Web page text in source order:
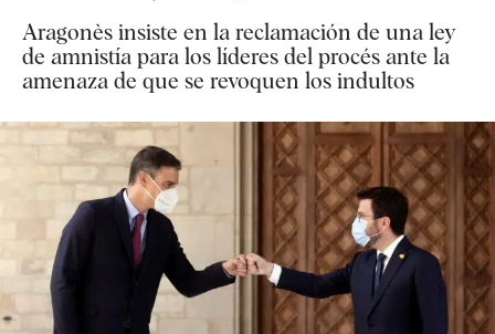
Aragonès insiste en la reclamación de una ley
de amnistía para los líderes del procés ante la
amenaza de que se revoquen los indultos